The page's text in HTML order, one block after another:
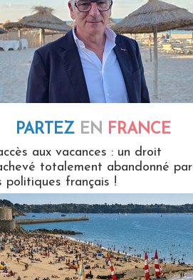
PARTEZ EN FRANCE
aux vacances : un droit
totalement abandonné par
politiques français !